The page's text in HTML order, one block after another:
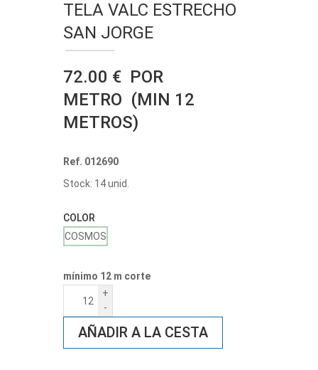
TELA VALC ESTRECHO
SAN JORGE
72.00 € POR
METRO (MIN 12
METROS)
Ref. 012690
Stock: 14 unid.
COLOR
COSMOS
mínimo 12 m corte
+
-
AÑADIR A LA CESTA